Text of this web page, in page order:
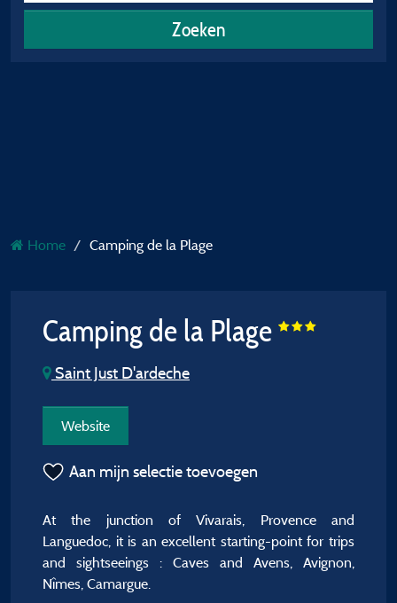
Zoeken
Home Camping de la Plage
Camping de la Plage
Saint Just D'ardeche
Website
Aan mijn selectie toevoegen
At the junction of Vivarais, Provence and
Languedoc, it is an excellent starting-point for trips
and sightseeings : Caves and Avens, Avignon,
Nîmes, Camargue.